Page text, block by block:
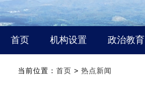
首页 机构设置 政治教育
当前位置： 首页 > 热点新闻